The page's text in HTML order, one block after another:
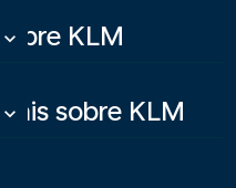
Sobre KLM
keyboard_arrow_down
Mais sobre KLM
keyboard_arrow_down